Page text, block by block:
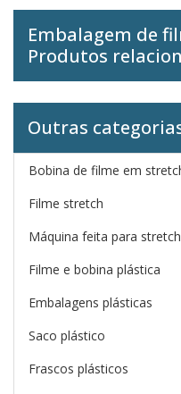
Embalagem de
Produtos
Outras
Bobina de filme em
Filme stretch
Máquina feita para stretch
Filme e bobina plástica
Embalagens plásticas
Saco plástico
Frascos plásticos